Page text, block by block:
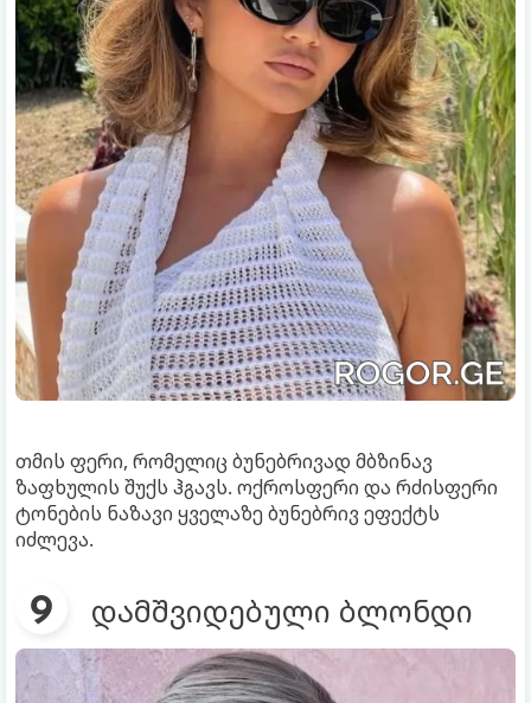
თმის ფერი, რომელიც ბუნებრივად მბზინავ
ზაფხულის შუქს ჰგავს. ოქროსფერი და რძისფერი
ტონების ნაზავი ყველაზე ბუნებრივ ეფექტს
იძლევა.
დამშვიდებული ბლონდი